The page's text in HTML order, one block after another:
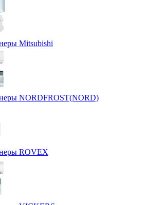
Mitsubishi
NORDFROST(NORD)
ROVEX